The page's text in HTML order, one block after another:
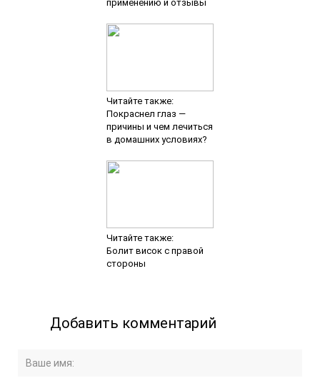
применению и отзывы
Читайте также:
Покраснел глаз —
причины и чем лечиться
в домашних условиях?
Читайте также:
Болит висок с правой
стороны
Добавить комментарий